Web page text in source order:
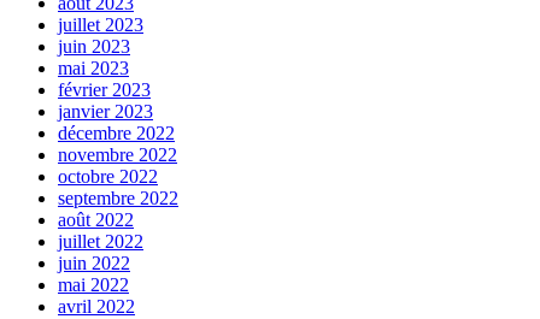
juillet 2023
juin 2023
mai 2023
février 2023
janvier 2023
décembre 2022
novembre 2022
octobre 2022
septembre 2022
août 2022
juillet 2022
juin 2022
mai 2022
avril 2022